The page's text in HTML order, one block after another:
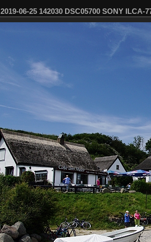
2019-06-25 142030 DSC05700 SONY ILCA-